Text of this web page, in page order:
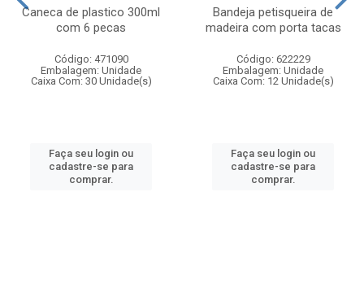
Caneca de plastico 300ml
com 6 pecas
Código: 471090
Embalagem: Unidade
Caixa Com: 30 Unidade(s)
Faça seu login ou
cadastre-se para
comprar.
Bandeja petisqueira de
madeira com porta tacas
Código: 622229
Embalagem: Unidade
Caixa Com: 12 Unidade(s)
Faça seu login ou
cadastre-se para
comprar.